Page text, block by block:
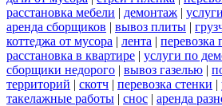
расстановка мебели | демонтаж |
аренда сборщиков | вывоз плиты |
коттеджа от мусора | лента | перевозка
расстановка в квартире | услуги по
сборщики недорого | вывоз газелью |
территорий | скотч | перевозка стенки |
такелажные работы | снос | аренда